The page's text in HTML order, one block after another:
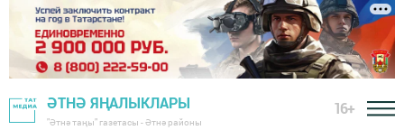
ӘТНӘ ЯҢАЛЫКЛАРЫ
"Әтнә таңы" газетасы - Әтнә районы
16+